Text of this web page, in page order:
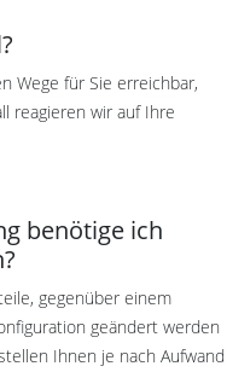
Wege für Sie erreichbar,
reagieren wir auf Ihre
benötige ich
gegenüber einem
geändert werden
Ihnen je nach Aufwand